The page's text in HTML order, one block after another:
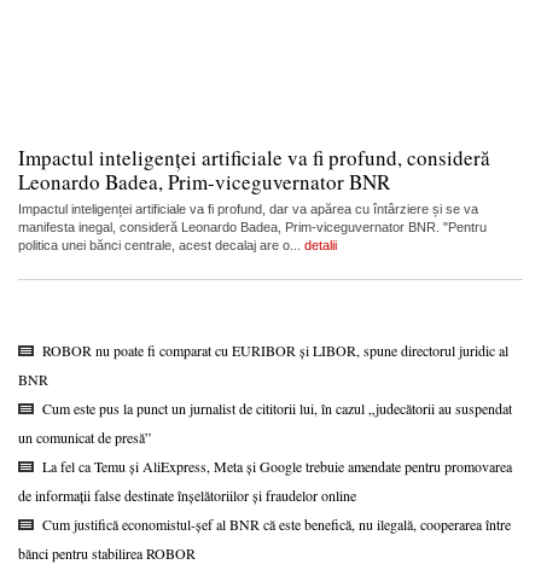
Impactul inteligenței artificiale va fi profund, consideră
Leonardo Badea, Prim-viceguvernator BNR
Impactul inteligenței artificiale va fi profund, dar va apărea cu întârziere și se va
manifesta inegal, consideră Leonardo Badea, Prim-viceguvernator BNR. "Pentru
politica unei bănci centrale, acest decalaj are o... detalii
ROBOR nu poate fi comparat cu EURIBOR și LIBOR, spune directorul juridic al
BNR
Cum este pus la punct un jurnalist de cititorii lui, în cazul „judecătorii au suspendat
un comunicat de presă”
La fel ca Temu și AliExpress, Meta și Google trebuie amendate pentru promovarea
de informații false destinate înșelătoriilor și fraudelor online
Cum justifică economistul-șef al BNR că este benefică, nu ilegală, cooperarea între
bănci pentru stabilirea ROBOR